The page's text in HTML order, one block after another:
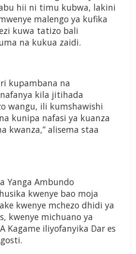
hii ni timu kubwa, lakini
malengo ya kufika
kuwa tatizo bali
na kukua zaidi.
kupambana na
kila jitihada
wangu, ili kumshawishi
kunipa nafasi ya kuanza
kwanza,” alisema staa
Yanga Ambundo
kwenye bao moja
kwenye mchezo dhidi ya
kwenye michuano ya
Kagame iliyofanyika Dar es